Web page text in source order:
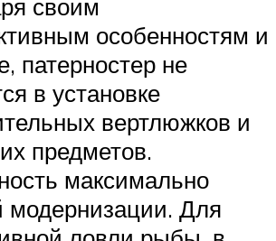
своим
особенностям и
патерностер не
в установке
вертлюжков и
предметов.
максимально
модернизации. Для